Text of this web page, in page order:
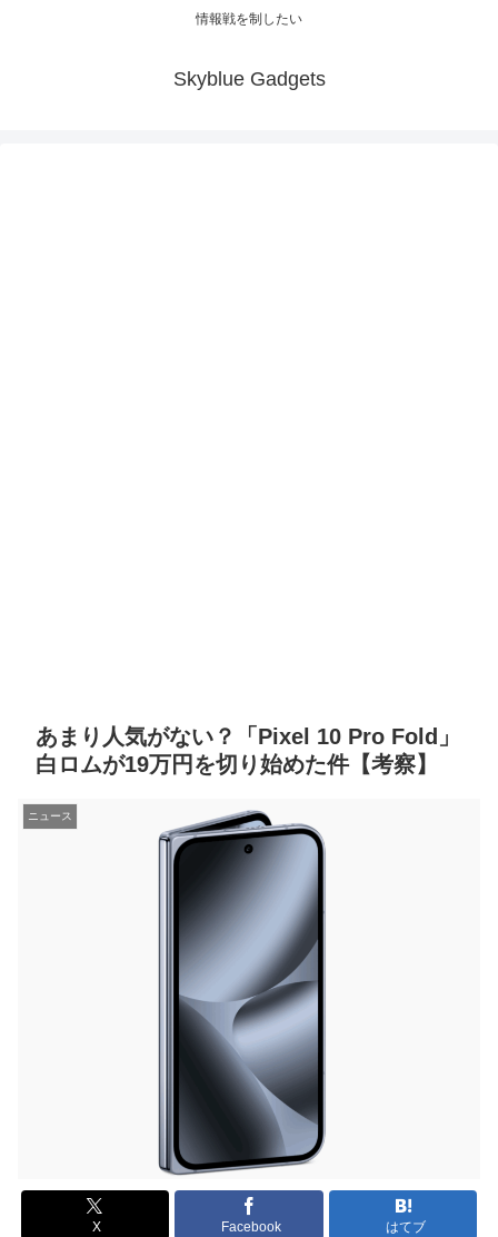
情報戦を制したい
Skyblue Gadgets
あまり人気がない？「Pixel 10 Pro Fold」
白ロムが19万円を切り始めた件【考察】
ニュース
X Facebook はてブ